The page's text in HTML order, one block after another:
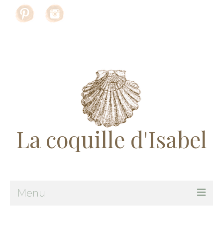
La coquille d'Isabel
Menu